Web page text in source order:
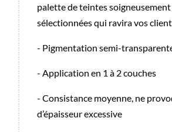
palette de teintes soigneusement
sélectionnées qui ravira vos
- Pigmentation semi-
- Application en 1 à 2 couches
- Consistance moyenne, ne
d’épaisseur excessive